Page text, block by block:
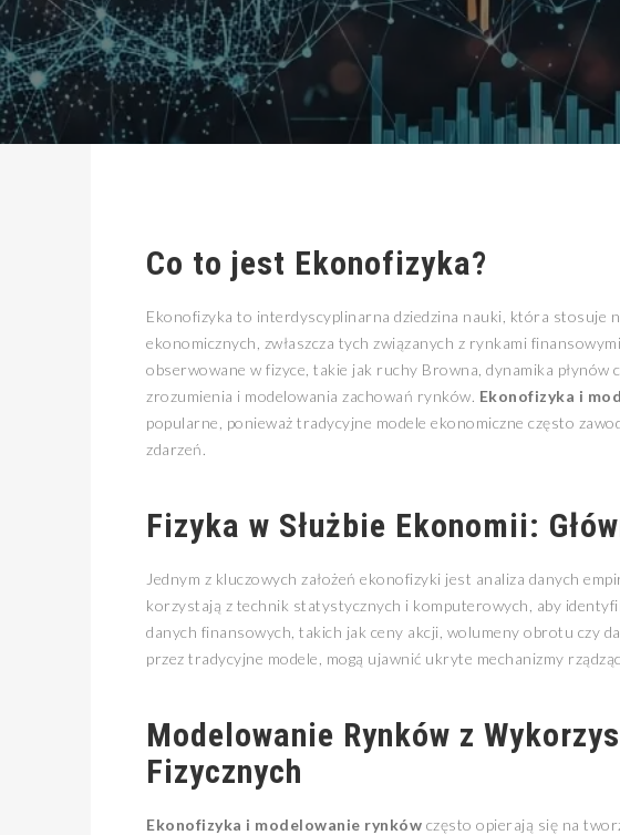
Co to jest Ekonofizyka?
Ekonofizyka to interdyscyplinarna dziedzina nauki, która stosuje
ekonomicznych, zwłaszcza tych związanych z rynkami
obserwowane w fizyce, takie jak ruchy Browna, dynamika płynów
zrozumienia i modelowania zachowań rynków. Ekonofizyka i
popularne, ponieważ tradycyjne modele ekonomiczne często
zdarzeń.
Fizyka w Służbie Ekonomii:
Jednym z kluczowych założeń ekonofizyki jest analiza danych
korzystają z technik statystycznych i komputerowych, aby
danych finansowych, takich jak ceny akcji, wolumeny obrotu czy
przez tradycyjne modele, mogą ujawnić ukryte mechanizmy
Modelowanie Rynków z
Fizycznych
Ekonofizyka i modelowanie rynków często opierają się na